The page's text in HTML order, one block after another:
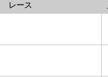
レース